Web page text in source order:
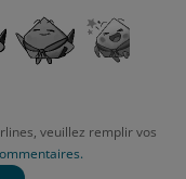
veuillez remplir vos